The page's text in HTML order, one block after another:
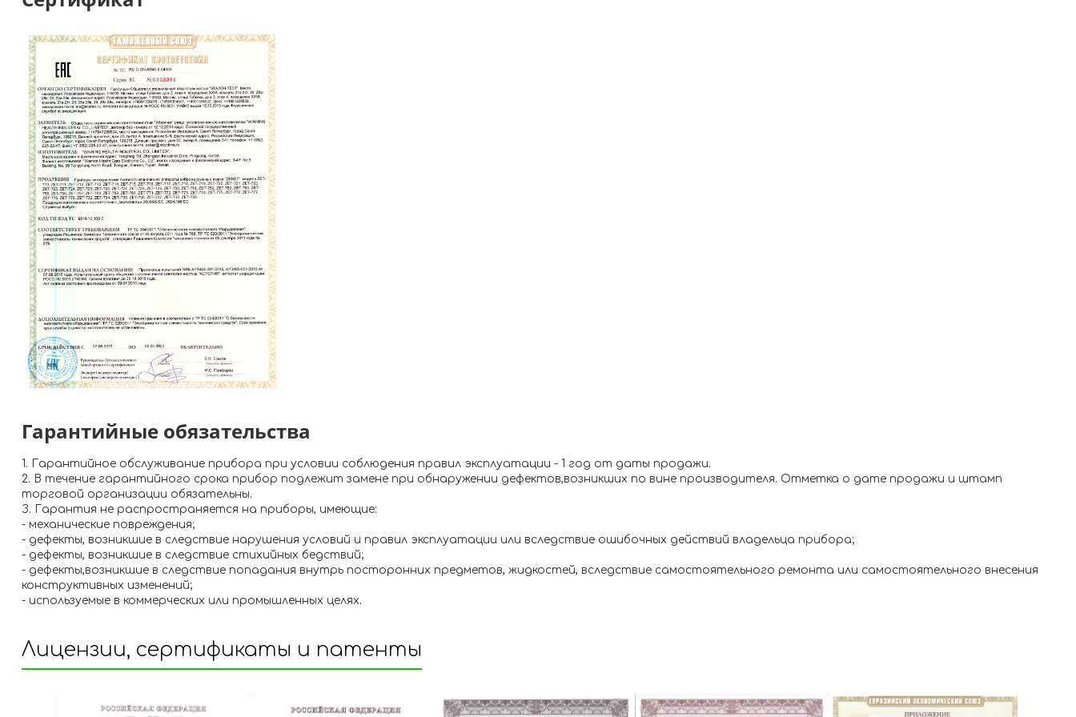
Гарантийные обязательства
1. Гарантийное обслуживание прибора при условии соблюдения правил эксплуатации - 1 год от даты продажи.
2. В течение гарантийного срока прибор подлежит замене при обнаружении дефектов,возникших по вине производителя. Отметка о дате продажи и штамп
торговой организации обязательны.
З. Гарантия не распространяется на приборы, имеющие:
- механические повреждения;
- дефекты, возникшие в следствие нарушения условий и правил эксплуатации или вследствие ошибочных действий владельца прибора;
- дефекты, возникшие в следствие стихийных бедствий;
- дефекты,возникшие в следствие попадания внутрь посторонних предметов, жидкостей, вследствие самостоятельного ремонта или самостоятельного внесения
конструктивных изменений;
- используемые в коммерческих или промышленных целях.
Лицензии, сертификаты и патенты